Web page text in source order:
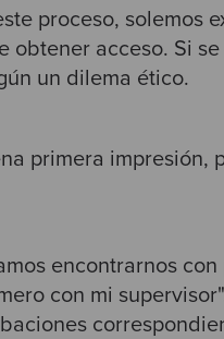
proceso, solemos
obtener acceso. Si
un dilema ético.
primera impresión,
encontrarnos
con mi